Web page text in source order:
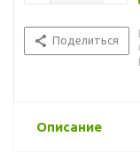
(содержание
(хлоропреновый
Поделиться
Описание